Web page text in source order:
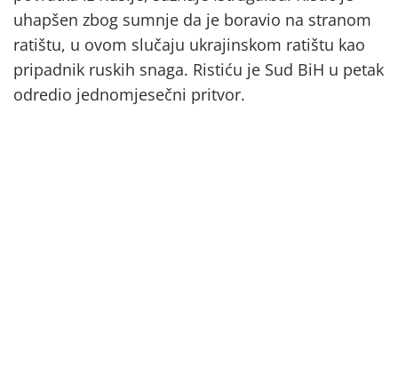
uhapšen zbog sumnje da je boravio na stranom
ratištu, u ovom slučaju ukrajinskom ratištu kao
pripadnik ruskih snaga. Ristiću je Sud BiH u petak
odredio jednomjesečni pritvor.